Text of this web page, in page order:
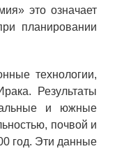
это означает
планировании
технологии,
Результаты
и южные
почвой и
год. Эти данные